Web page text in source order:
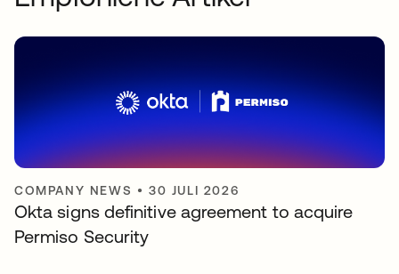
COMPANY NEWS •30 JULI 2026
Okta signs definitive agreement to acquire
Permiso Security